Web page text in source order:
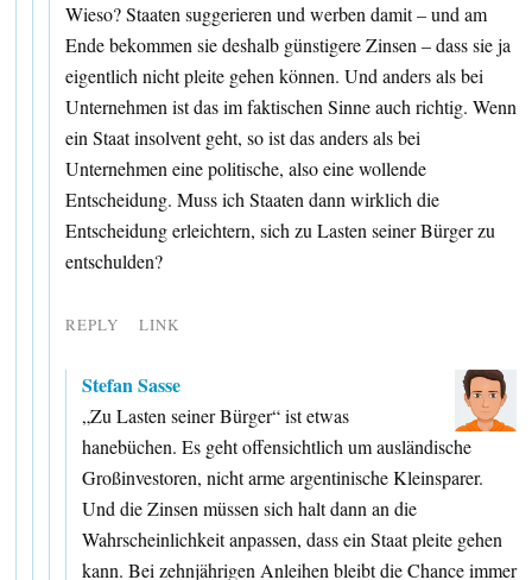
Wieso? Staaten suggerieren und werben damit – und am
Ende bekommen sie deshalb günstigere Zinsen – dass sie ja
eigentlich nicht pleite gehen können. Und anders als bei
Unternehmen ist das im faktischen Sinne auch richtig. Wenn
ein Staat insolvent geht, so ist das anders als bei
Unternehmen eine politische, also eine wollende
Entscheidung. Muss ich Staaten dann wirklich die
Entscheidung erleichtern, sich zu Lasten seiner Bürger zu
entschulden?
REPLY LINK
Stefan Sasse
„Zu Lasten seiner Bürger“ ist etwas
hanebüchen. Es geht offensichtlich um ausländische
Großinvestoren, nicht arme argentinische Kleinsparer.
Und die Zinsen müssen sich halt dann an die
Wahrscheinlichkeit anpassen, dass ein Staat pleite gehen
kann. Bei zehnjährigen Anleihen bleibt die Chance immer